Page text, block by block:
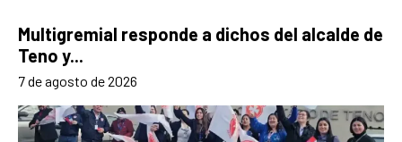
Multigremial responde a dichos del alcalde de
Teno y...
7 de agosto de 2026